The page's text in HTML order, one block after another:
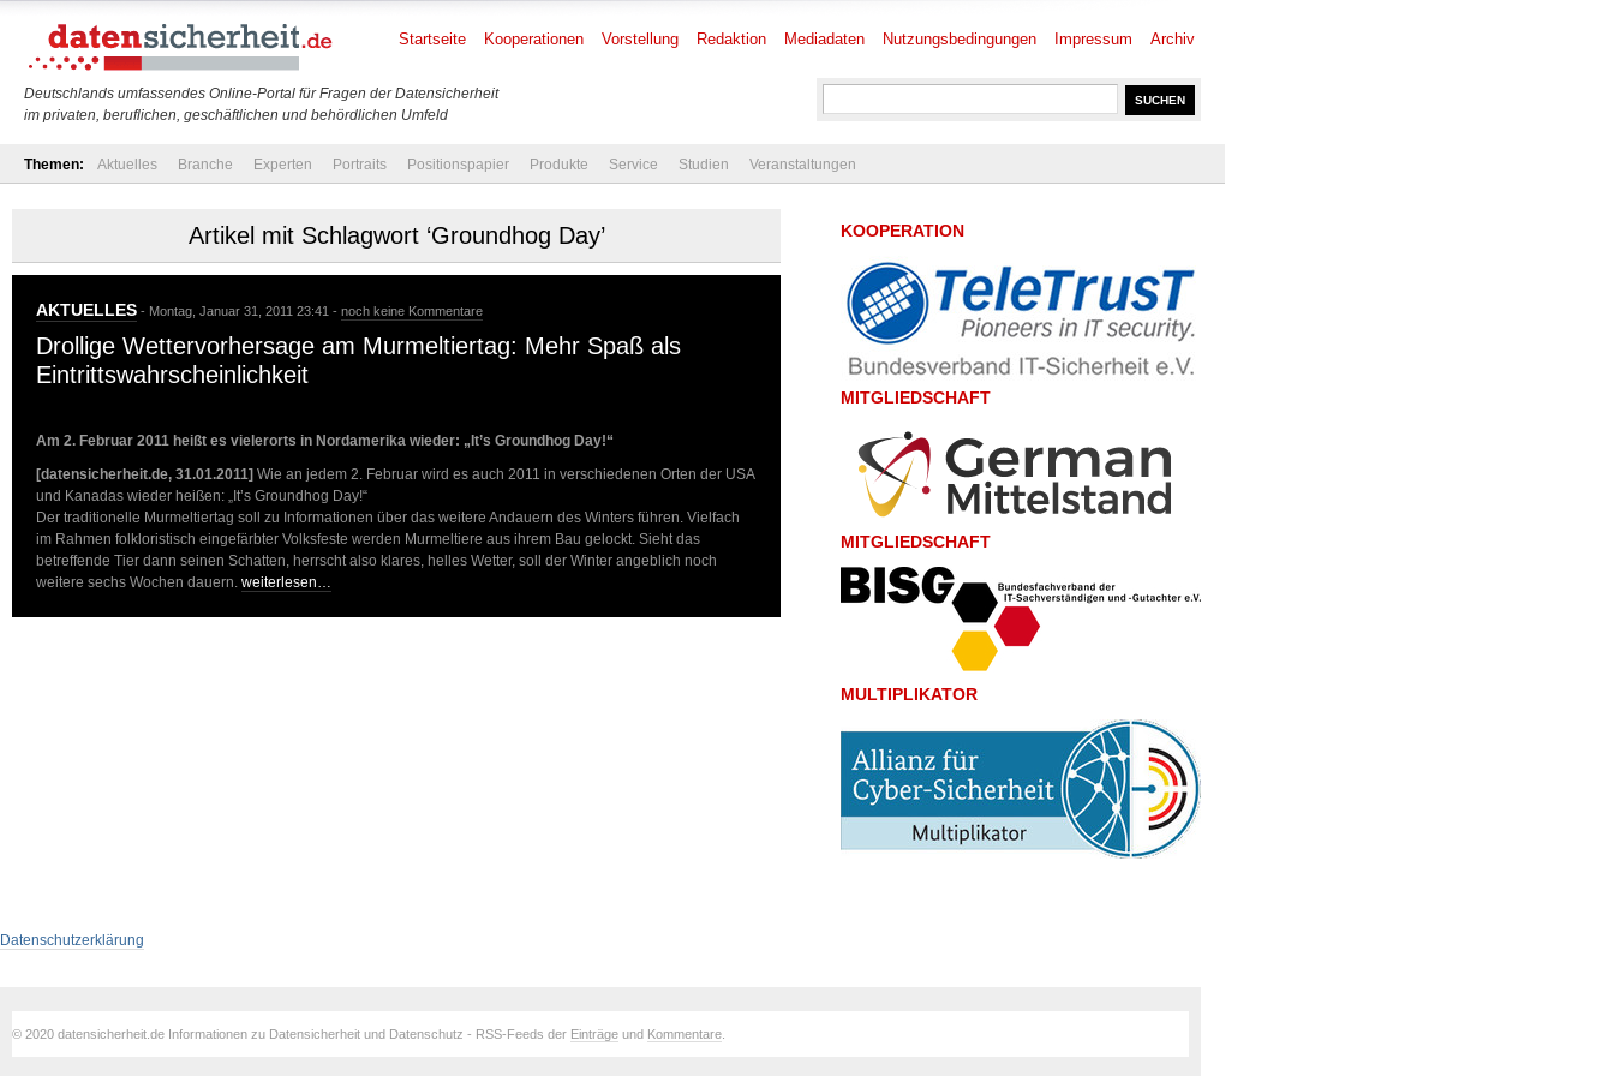
Deutschlands umfassendes Online-Portal für Fragen der Datensicherheit
im privaten, beruflichen, geschäftlichen und behördlichen Umfeld
Startseite Kooperationen Vorstellung Redaktion Mediadaten Nutzungsbedingungen Impressum Archiv
Themen: Aktuelles Branche Experten Portraits Positionspapier Produkte Service Studien Veranstaltungen
Artikel mit Schlagwort ‘Groundhog Day’
AKTUELLES - Montag, Januar 31, 2011 23:41 - noch keine Kommentare
Drollige Wettervorhersage am Murmeltiertag: Mehr Spaß als
Eintrittswahrscheinlichkeit
Am 2. Februar 2011 heißt es vielerorts in Nordamerika wieder: „It’s Groundhog Day!“
[datensicherheit.de, 31.01.2011] Wie an jedem 2. Februar wird es auch 2011 in verschiedenen Orten der USA
und Kanadas wieder heißen: „It’s Groundhog Day!“
Der traditionelle Murmeltiertag soll zu Informationen über das weitere Andauern des Winters führen. Vielfach
im Rahmen folkloristisch eingefärbter Volksfeste werden Murmeltiere aus ihrem Bau gelockt. Sieht das
betreffende Tier dann seinen Schatten, herrscht also klares, helles Wetter, soll der Winter angeblich noch
weitere sechs Wochen dauern. weiterlesen…
KOOPERATION
MITGLIEDSCHAFT
MITGLIEDSCHAFT
MULTIPLIKATOR
Datenschutzerklärung
© 2020 datensicherheit.de Informationen zu Datensicherheit und Datenschutz - RSS-Feeds der Einträge und Kommentare